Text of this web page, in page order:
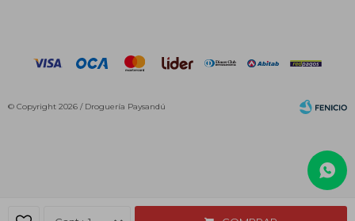
© Copyright 2026 / Droguería Paysandú